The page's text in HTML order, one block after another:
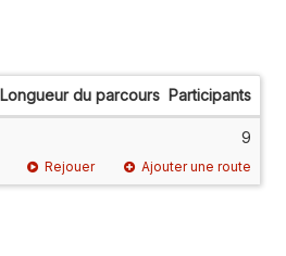
Longueur du parcours Participants
9
Rejouer Ajouter une route